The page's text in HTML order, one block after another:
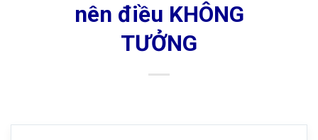
nên điều KHÔNG
TƯỞNG